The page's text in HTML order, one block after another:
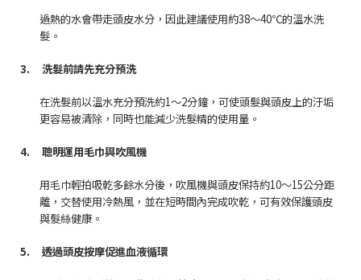
過熱的水會帶走頭皮水分，因此建議使用約38～40℃的溫水洗
髮。
3. 洗髮前請先充分預洗
在洗髮前以溫水充分預洗約1～2分鐘，可使頭髮與頭皮上的汙垢
更容易被清除，同時也能減少洗髮精的使用量。
4. 聰明運用毛巾與吹風機
用毛巾輕拍吸乾多餘水分後，吹風機與頭皮保持約10～15公分距
離，交替使用冷熱風，並在短時間內完成吹乾，可有效保護頭皮
與髮絲健康。
5. 透過頭皮按摩促進血液循環